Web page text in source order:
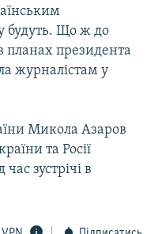
будуть. Що ж до
планах президента
журналiстам у
Микола Азаров
та Росiї
час зустрiчi в